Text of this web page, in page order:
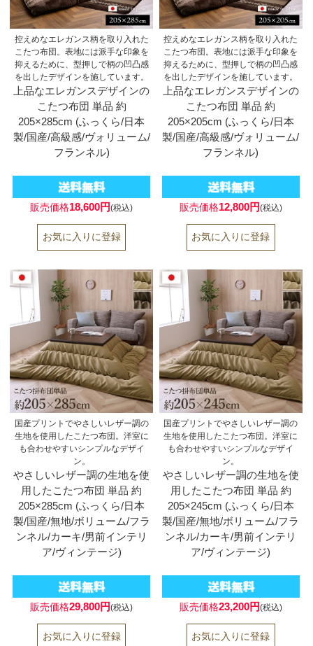
控えめなエレガンス柄を取り入れた
こたつ布団。表地には派手な印象を
抑えるために、型押しで柄の凹凸感
を出したデザインを施しています。
上品なエレガンスデザインの
こたつ布団 単品 約
205×285cm (ふっくら/日本
製/国産/高級感/ヴォリューム/
フランネル)
販売価格18,600円(税込)
控えめなエレガンス柄を取り入れた
こたつ布団。表地には派手な印象を
抑えるために、型押しで柄の凹凸感
を出したデザインを施しています。
上品なエレガンスデザインの
こたつ布団 単品 約
205×205cm (ふっくら/日本
製/国産/高級感/ヴォリューム/
フランネル)
販売価格12,800円(税込)
国産プリントでやさしいレザー調の
生地を使用したこたつ布団。洋室に
も合わせやすいシンプルなデザイ
ン。
やさしいレザー調の生地を使
用したこたつ布団 単品 約
205×285cm (ふっくら/日本
製/国産/無地/ボリューム/フラ
ンネル/カーキ/男前インテリ
ア/ヴィンテージ)
販売価格29,800円(税込)
国産プリントでやさしいレザー調の
生地を使用したこたつ布団。洋室に
も合わせやすいシンプルなデザイ
ン。
やさしいレザー調の生地を使
用したこたつ布団 単品 約
205×245cm (ふっくら/日本
製/国産/無地/ボリューム/フラ
ンネル/カーキ/男前インテリ
ア/ヴィンテージ)
販売価格23,200円(税込)